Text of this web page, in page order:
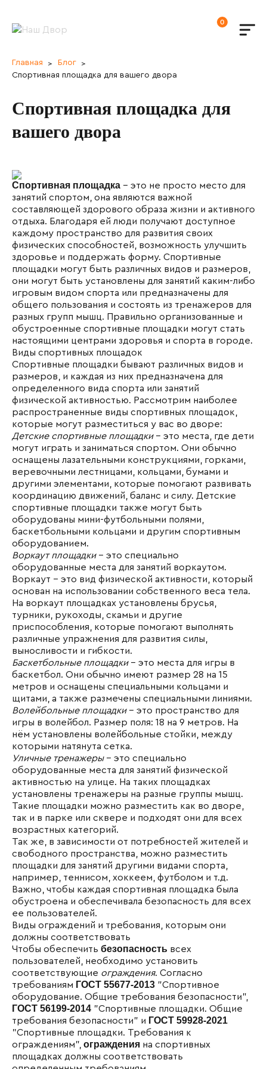
0
Главная
Блог
Спортивная площадка для вашего двора
Спортивная площадка для
вашего двора
Спортивная площадка - это не просто место для
занятий спортом, она являются важной
составляющей здорового образа жизни и активного
отдыха. Благодаря ей люди получают доступное
каждому пространство для развития своих
физических способностей, возможность улучшить
здоровье и поддержать форму. Спортивные
площадки могут быть различных видов и размеров,
они могут быть установлены для занятий каким-либо
игровым видом спорта или предназначены для
общего пользования и состоять из тренажеров для
разных групп мышц. Правильно организованные и
обустроенные спортивные площадки могут стать
настоящими центрами здоровья и спорта в городе.
Виды спортивных площадок
Спортивные площадки бывают различных видов и
размеров, и каждая из них предназначена для
определенного вида спорта или занятий
физической активностью. Рассмотрим наиболее
распространенные виды спортивных площадок,
которые могут разместиться у вас во дворе:
Детские спортивные площадки- это места, где дети
могут играть и заниматься спортом. Они обычно
оснащены лазательными конструкциями, горками,
веревочными лестницами, кольцами, бумами и
другими элементами, которые помогают развивать
координацию движений, баланс и силу. Детские
спортивные площадки также могут быть
оборудованы мини-футбольными полями,
баскетбольными кольцами и другим спортивным
оборудованием.
Воркаут площадки- это специально
оборудованные места для занятий воркаутом.
Воркаут - это вид физической активности, который
основан на использовании собственного веса тела.
На воркаут площадках установлены брусья,
турники, рукоходы, скамьи и другие
приспособления, которые помогают выполнять
различные упражнения для развития силы,
выносливости и гибкости.
Баскетбольные площадки- это места для игры в
баскетбол. Они обычно имеют размер 28 на 15
метров и оснащены специальными кольцами и
щитами, а также размечены специальными линиями.
Волейбольные площадки- это пространство для
игры в волейбол. Размер поля: 18 на 9 метров. На
нём установлены волейбольные стойки, между
которыми натянута сетка.
Уличные тренажеры- это специально
оборудованные места для занятий физической
активностью на улице. На таких площадках
установлены тренажеры на разные группы мышц.
Такие площадки можно разместить как во дворе,
так и в парке или сквере и подходят они для всех
возрастных категорий.
Так же, в зависимости от потребностей жителей и
свободного пространства, можно разместить
площадки для занятий другими видами спорта,
например, теннисом, хоккеем, футболом и т.д.
Важно, чтобы каждая спортивная площадка была
обустроена и обеспечивала безопасность для всех
ее пользователей.
Виды ограждений и требования, которым они
должны соответствовать
Чтобы обеспечить безопасность всех
пользователей, необходимо установить
соответствующие ограждения. Согласно
требованиям ГОСТ 55677-2013 "Спортивное
оборудование. Общие требования безопасности",
ГОСТ 56199-2014 "Спортивные площадки. Общие
требования безопасности" и ГОСТ 59928-2021
"Спортивные площадки. Требования к
ограждениям", ограждения на спортивных
площадках должны соответствовать